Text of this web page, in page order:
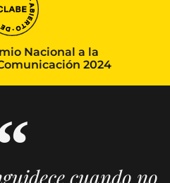
Nacional a la
2024
cuando no